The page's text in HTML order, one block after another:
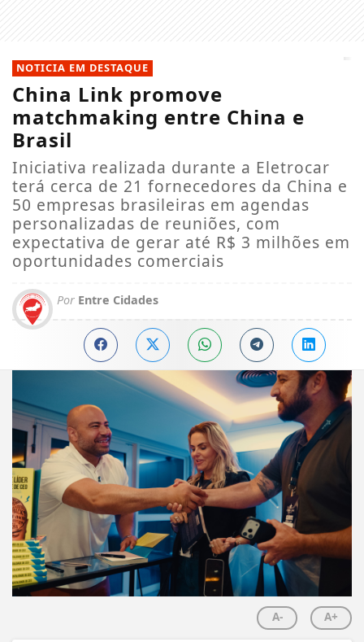
NOTICIA EM DESTAQUE
China Link promove
matchmaking entre China e
Brasil
Iniciativa realizada durante a Eletrocar
terá cerca de 21 fornecedores da China e
50 empresas brasileiras em agendas
personalizadas de reuniões, com
expectativa de gerar até R$ 3 milhões em
oportunidades comerciais
Por Entre Cidades
A- A+